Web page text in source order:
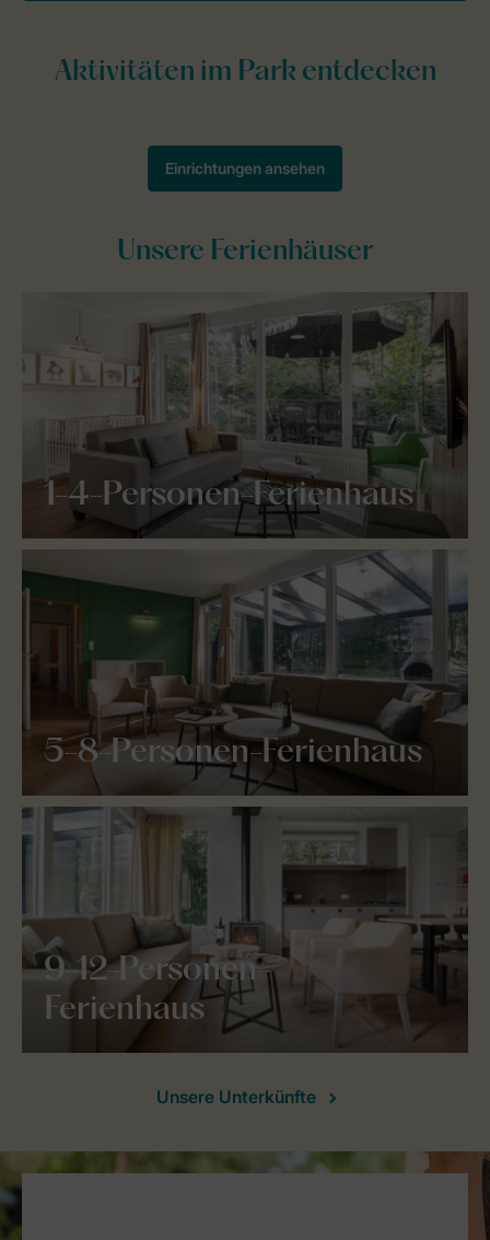
Unsere Ferienhäuser
1-4-Personen-Ferienhaus
5-8-Personen-Ferienhaus
9-12-Personen-
Ferienhaus
Unsere Unterkünfte
Service Rating from our guests